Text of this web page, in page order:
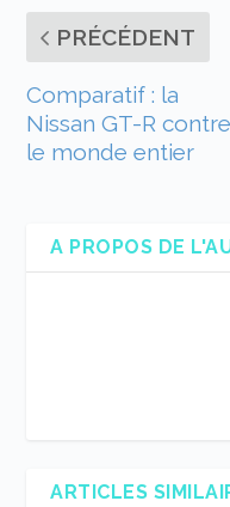
PRÉCÉDENT
Comparatif : la
Nissan GT-R contre
le monde entier
A PROPOS DE
ARTICLES